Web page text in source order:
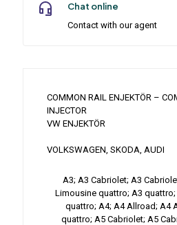
Chat online
Contact with our agent
COMMON RAIL ENJEKTÖR –
INJECTOR
VW ENJEKTÖR
VOLKSWAGEN, SKODA, AUDI
A3; A3 Cabriolet; A3
Limousine quattro; A3
quattro; A4; A4 Allroad; A4
quattro; A5 Cabriolet; A5